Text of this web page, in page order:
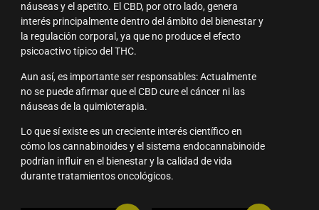
náuseas y el apetito. El CBD, por otro lado, genera
interés principalmente dentro del ámbito del bienestar y
la regulación corporal, ya que no produce el efecto
psicoactivo típico del THC.
Aun así, es importante ser responsables: Actualmente
no se puede afirmar que el CBD cure el cáncer ni las
náuseas de la quimioterapia.
Lo que sí existe es un creciente interés científico en
cómo los cannabinoides y el sistema endocannabinoide
podrían influir en el bienestar y la calidad de vida
durante tratamientos oncológicos.